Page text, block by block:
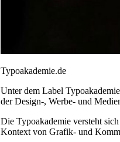
Typoakademie.de
Unter dem Label
der Design-, Werbe- und
Die Typoakademie versteht
Kontext von Grafik- und